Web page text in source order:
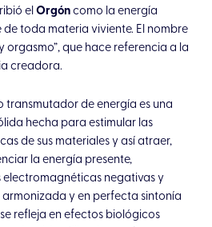
el Orgón como la energía
toda materia viviente. El nombre
orgasmo”, que hace referencia a la
creadora.
transmutador de energía es una
hecha para estimular las
de sus materiales y así atraer,
la energía presente,
negativas y
y en perfecta sintonía
refleja en efectos biológicos